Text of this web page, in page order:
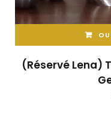
(Réservé Lena)